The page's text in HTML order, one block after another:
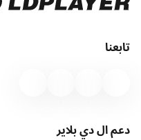
تابعنا
دعم ال دي بلاير